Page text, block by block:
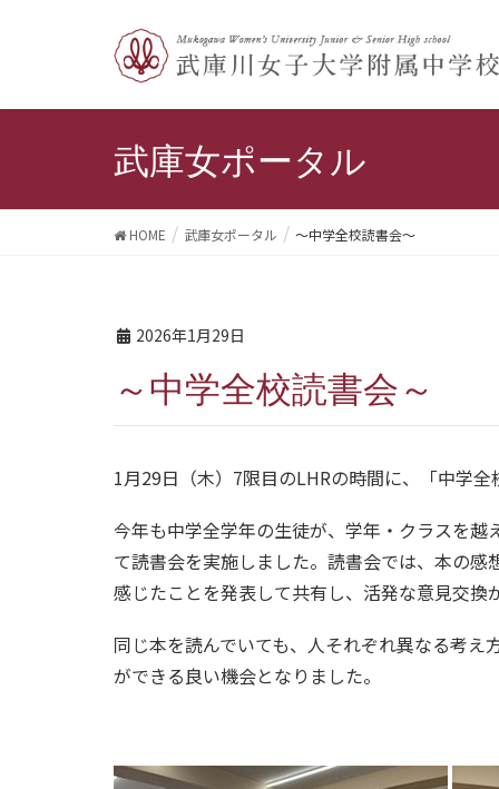
武庫女ポータル
HOME 武庫女ポータル ～中学全校読書会～
2026年1月29日
～中学全校読書会～
1月29日（木）7限目のLHRの時間に、「中学全
今年も中学全学年の生徒が、学年・クラスを
て読書会を実施しました。読書会では、本の
感じたことを発表して共有し、活発な意見交換
同じ本を読んでいても、人それぞれ異なる考え
ができる良い機会となりました。